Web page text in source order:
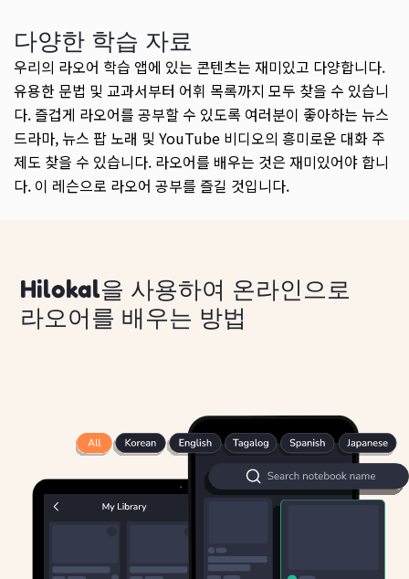
다양한 학습 자료
우리의 라오어 학습 앱에 있는 콘텐츠는 재미있고 다양합니다.
유용한 문법 및 교과서부터 어휘 목록까지 모두 찾을 수 있습니
다. 즐겁게 라오어를 공부할 수 있도록 여러분이 좋아하는 뉴스
드라마, 뉴스 팝 노래 및 YouTube 비디오의 흥미로운 대화 주
제도 찾을 수 있습니다. 라오어를 배우는 것은 재미있어야 합니
다. 이 레슨으로 라오어 공부를 즐길 것입니다.
Hilokal을 사용하여 온라인으로
라오어를 배우는 방법